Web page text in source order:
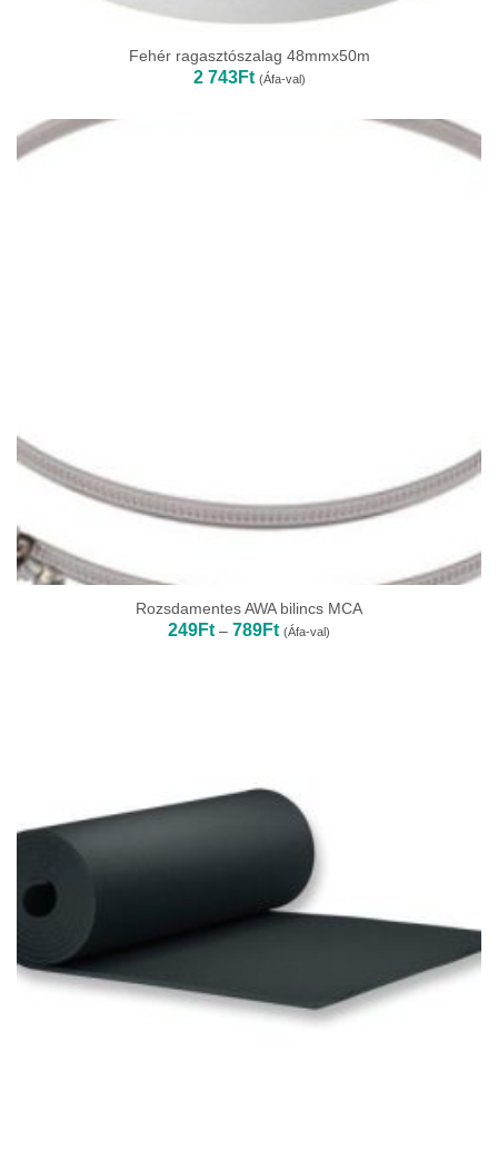
Fehér ragasztószalag 48mmx50m
2 743Ft (Áfa-val)
Rozsdamentes AWA bilincs MCA
249Ft – 789FtÁrtartomány:
249Ft
(Áfa-val)